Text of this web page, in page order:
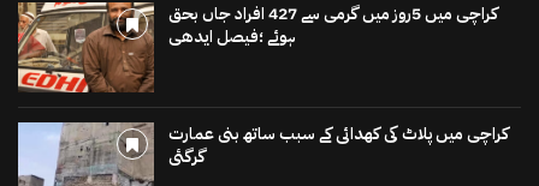
کراچی میں 5روز میں گرمی سے 427 افراد جاں بحق
ہوئے ؛فیصل ایدھی
کراچی میں پلاٹ کی کھدائی کے سبب ساتھ بنی عمارت
گرگئی